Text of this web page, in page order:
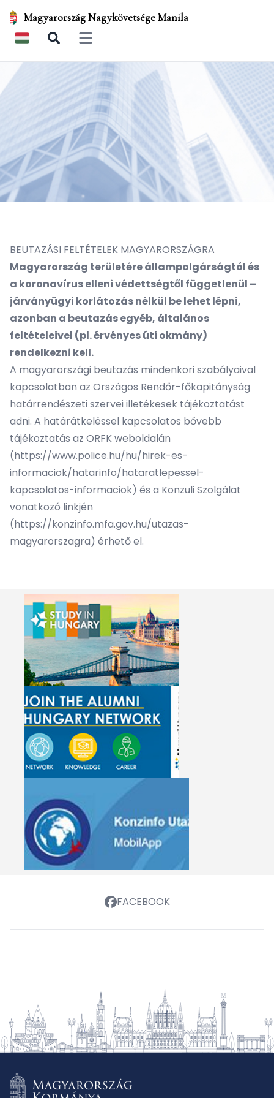
Magyarország Nagykövetsége Manila
Open main menu
BEUTAZÁSI FELTÉTELEK MAGYARORSZÁGRA
Magyarország területére állampolgárságtól és
a koronavírus elleni védettségtől függetlenül –
járványügyi korlátozás nélkül be lehet lépni,
azonban a beutazás egyéb, általános
feltételeivel (pl. érvényes úti okmány)
rendelkezni kell.
A magyarországi beutazás mindenkori szabályaival
kapcsolatban az Országos Rendőr-főkapitányság
határrendészeti szervei illetékesek tájékoztatást
adni. A határátkeléssel kapcsolatos bővebb
tájékoztatás az ORFK weboldalán
(https://www.police.hu/hu/hirek-es-
informaciok/hatarinfo/hataratlepessel-
kapcsolatos-informaciok) és a Konzuli Szolgálat
vonatkozó linkjén
(https://konzinfo.mfa.gov.hu/utazas-
magyarorszagra) érhető el.
FACEBOOK